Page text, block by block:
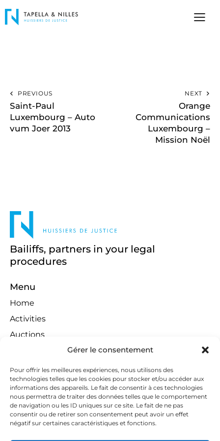
Gérer le consentement
Pour offrir les meilleures expériences, nous utilisons des
technologies telles que les cookies pour stocker et/ou accéder aux
informations des appareils. Le fait de consentir à ces technologies
nous permettra de traiter des données telles que le comportement
de navigation ou les ID uniques sur ce site. Le fait de ne pas
consentir ou de retirer son consentement peut avoir un effet
négatif sur certaines caractéristiques et fonctions.
PREVIOUS
Saint-Paul
Luxembourg – Auto
vum Joer 2013
NEXT
Orange
Communications
Luxembourg –
Mission Noël
Bailiffs, partners in your legal
procedures
Menu
Home
Activities
Auctions
Territorial Jurisdiction
Contests
Links
Contact
Contact Us
huissiers@tapella-nilles.lu